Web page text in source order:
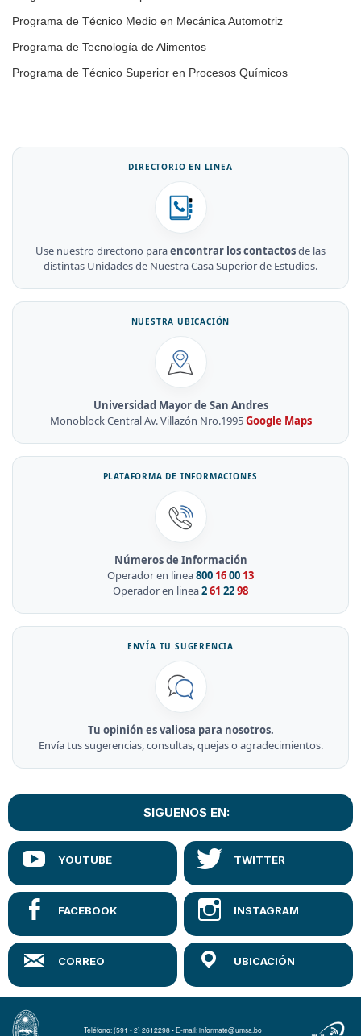
Programa de Técnico Medio en Mecánica Automotriz
Programa de Tecnología de Alimentos
Programa de Técnico Superior en Procesos Químicos
DIRECTORIO EN LINEA
Use nuestro directorio paraencontrar los contactosde las
distintas Unidades de Nuestra Casa Superior de Estudios.
NUESTRA UBICACIÓN
Universidad Mayor de San Andres
Monoblock Central Av. Villazón Nro.1995Google Maps
PLATAFORMA DE INFORMACIONES
Números de Información
Operador en linea800 1600 13
Operador en linea261 2298
ENVÍA TU SUGERENCIA
Tu opinión es valiosa para nosotros.
Envía tus sugerencias, consultas, quejas o agradecimientos.
SIGUENOS EN:
Teléfono: (591 - 2) 2612298 • E-mail: informate@umsa.bo